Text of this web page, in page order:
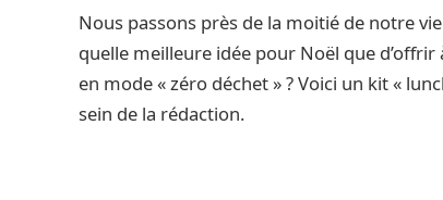
Nous passons près de la moitié de notre
quelle meilleure idée pour Noël que
en mode « zéro déchet » ? Voici un kit «
sein de la rédaction.